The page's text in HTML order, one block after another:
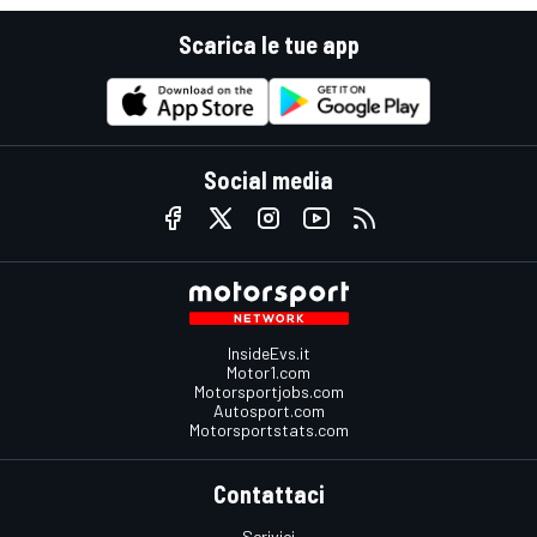
Scarica le tue app
Social media
InsideEvs.it
Motor1.com
Motorsportjobs.com
Autosport.com
Motorsportstats.com
Contattaci